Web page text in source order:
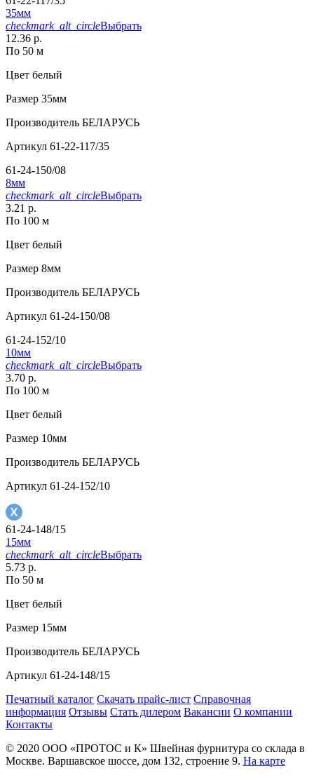
35мм
checkmark_alt_circleВыбрать
12.36 р.
По 50 м
Цвет белый
Размер 35мм
Производитель БЕЛАРУСЬ
Артикул 61-22-117/35
61-24-150/08
8мм
checkmark_alt_circleВыбрать
3.21 р.
По 100 м
Цвет белый
Размер 8мм
Производитель БЕЛАРУСЬ
Артикул 61-24-150/08
61-24-152/10
10мм
checkmark_alt_circleВыбрать
3.70 р.
По 100 м
Цвет белый
Размер 10мм
Производитель БЕЛАРУСЬ
Артикул 61-24-152/10
61-24-148/15
15мм
checkmark_alt_circleВыбрать
5.73 р.
По 50 м
Цвет белый
Размер 15мм
Производитель БЕЛАРУСЬ
Артикул 61-24-148/15
Печатный каталог Скачать прайс-лист Справочная
информация Отзывы Стать дилером Вакансии О компании
Контакты
© 2020 ООО «ПРОТОС и К» Швейная фурнитура со склада в
Москве. Варшавское шоссе, дом 132, строение 9. На карте